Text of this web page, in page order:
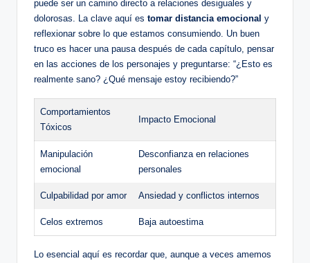
puede ser un camino directo ⁢a relaciones ‌desiguales y
dolorosas. La clave aquí ‌es tomar ​distancia emocional ​y‌
reflexionar sobre lo que estamos consumiendo. Un buen
truco es hacer una ⁣pausa ⁣después de cada capítulo, pensar
en‍ las acciones de los personajes y preguntarse: “¿Esto es
realmente sano? ¿Qué‌ mensaje estoy recibiendo?”
Comportamientos⁣
Tóxicos
Impacto Emocional
Manipulación
⁤emocional
Desconfianza en relaciones
personales
Culpabilidad por amor Ansiedad y conflictos⁤ internos
Celos extremos Baja autoestima
Lo esencial ⁤aquí es recordar que,⁢ aunque ⁣a veces amemos